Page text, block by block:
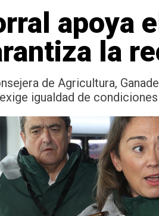
apoya
la
de Agricultura,
igualdad de